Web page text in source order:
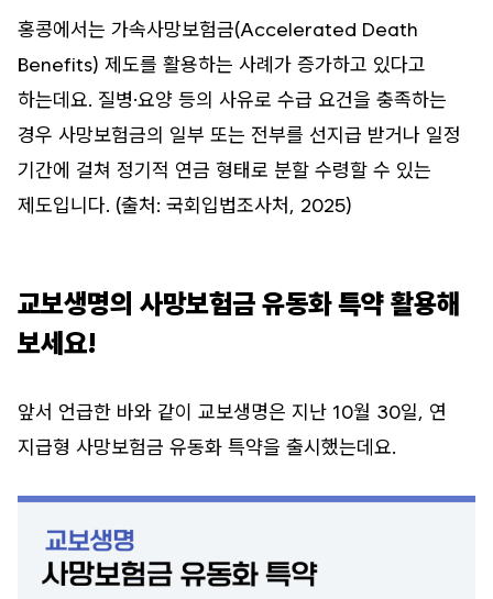
홍콩에서는 가속사망보험금(Accelerated Death
Benefits) 제도를 활용하는 사례가 증가하고 있다고
하는데요. 질병·요양 등의 사유로 수급 요건을 충족하는
경우 사망보험금의 일부 또는 전부를 선지급 받거나 일정
기간에 걸쳐 정기적 연금 형태로 분할 수령할 수 있는
제도입니다. (출처: 국회입법조사처, 2025)
교보생명의 사망보험금 유동화 특약 활용해
보세요!
앞서 언급한 바와 같이 교보생명은 지난 10월 30일, 연
지급형 사망보험금 유동화 특약을 출시했는데요.